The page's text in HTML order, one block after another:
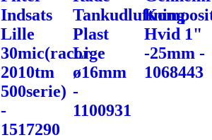
Indsats
Lille
30mic(racor
2010tm
500serie)
-
1517290
Tankudluftning
Plast
Lige
ø16mm
-
1100931
Hvid 1"
-25mm -
1068443